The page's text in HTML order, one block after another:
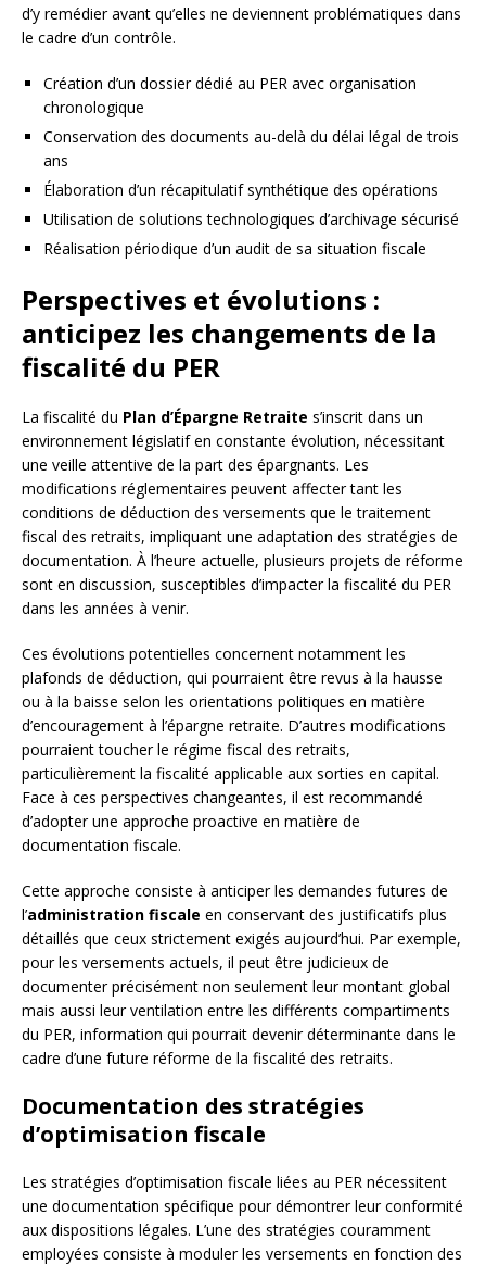
d’y remédier avant qu’elles ne deviennent problématiques dans
le cadre d’un contrôle.
Création d’un dossier dédié au PER avec organisation
chronologique
Conservation des documents au-delà du délai légal de trois
ans
Élaboration d’un récapitulatif synthétique des opérations
Utilisation de solutions technologiques d’archivage sécurisé
Réalisation périodique d’un audit de sa situation fiscale
Perspectives et évolutions :
anticipez les changements de la
fiscalité du PER
La fiscalité du Plan d’Épargne Retraite s’inscrit dans un
environnement législatif en constante évolution, nécessitant
une veille attentive de la part des épargnants. Les
modifications réglementaires peuvent affecter tant les
conditions de déduction des versements que le traitement
fiscal des retraits, impliquant une adaptation des stratégies de
documentation. À l’heure actuelle, plusieurs projets de réforme
sont en discussion, susceptibles d’impacter la fiscalité du PER
dans les années à venir.
Ces évolutions potentielles concernent notamment les
plafonds de déduction, qui pourraient être revus à la hausse
ou à la baisse selon les orientations politiques en matière
d’encouragement à l’épargne retraite. D’autres modifications
pourraient toucher le régime fiscal des retraits,
particulièrement la fiscalité applicable aux sorties en capital.
Face à ces perspectives changeantes, il est recommandé
d’adopter une approche proactive en matière de
documentation fiscale.
Cette approche consiste à anticiper les demandes futures de
l’administration fiscale en conservant des justificatifs plus
détaillés que ceux strictement exigés aujourd’hui. Par exemple,
pour les versements actuels, il peut être judicieux de
documenter précisément non seulement leur montant global
mais aussi leur ventilation entre les différents compartiments
du PER, information qui pourrait devenir déterminante dans le
cadre d’une future réforme de la fiscalité des retraits.
Documentation des stratégies
d’optimisation fiscale
Les stratégies d’optimisation fiscale liées au PER nécessitent
une documentation spécifique pour démontrer leur conformité
aux dispositions légales. L’une des stratégies couramment
employées consiste à moduler les versements en fonction des